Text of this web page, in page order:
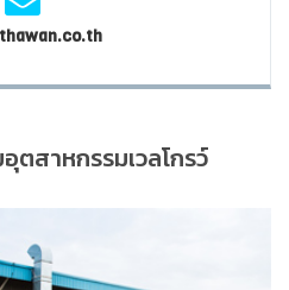
สาหกรรมเวลโกรว์